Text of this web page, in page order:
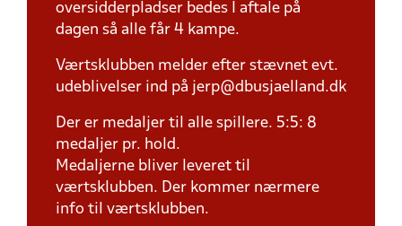
oversidderpladser bedes I aftale på
dagen så alle får 4 kampe.
Værtsklubben melder efter stævnet evt.
udeblivelser ind på jerp@dbusjaelland.dk
Der er medaljer til alle spillere. 5:5: 8
medaljer pr. hold.
Medaljerne bliver leveret til
værtsklubben. Der kommer nærmere
info til værtsklubben.